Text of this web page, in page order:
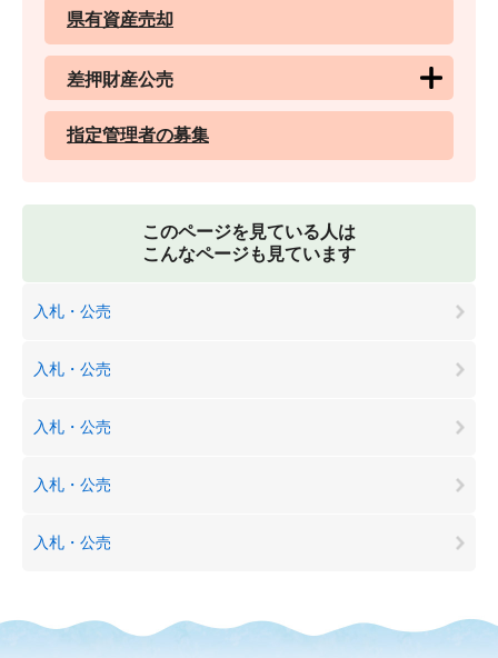
県有資産売却
差押財産公売
指定管理者の募集
このページを見ている人は
こんなページも見ています
入札・公売
入札・公売
入札・公売
入札・公売
入札・公売